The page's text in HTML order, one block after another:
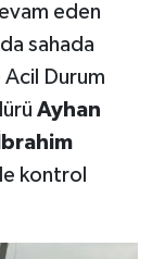
eden
sahada
Durum
Ayhan
İbrahim
kontrol